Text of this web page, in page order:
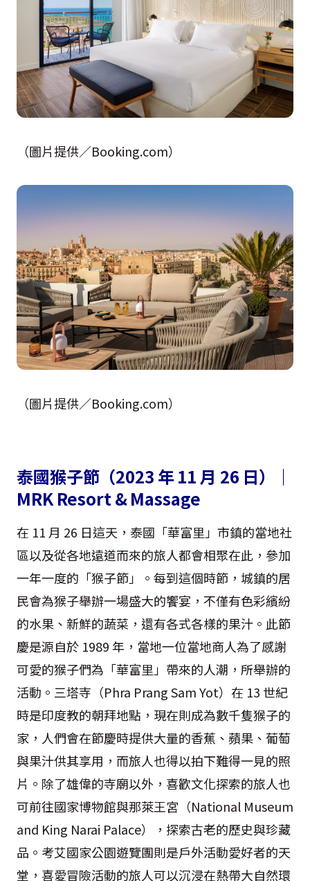
（圖片提供／Booking.com）
（圖片提供／Booking.com）
泰國猴子節（2023 年 11 月 26 日）｜
MRK Resort & Massage
在 11 月 26 日這天，泰國「華富里」市鎮的當地社
區以及從各地遠道而來的旅人都會相聚在此，參加
一年一度的「猴子節」。每到這個時節，城鎮的居
民會為猴子舉辦一場盛大的饗宴，不僅有色彩繽紛
的水果、新鮮的蔬菜，還有各式各樣的果汁。此節
慶是源自於 1989 年，當地一位當地商人為了感謝
可愛的猴子們為「華富里」帶來的人潮，所舉辦的
活動。三塔寺（Phra Prang Sam Yot）在 13 世紀
時是印度教的朝拜地點，現在則成為數千隻猴子的
家，人們會在節慶時提供大量的香蕉、蘋果、葡萄
與果汁供其享用，而旅人也得以拍下難得一見的照
片。除了雄偉的寺廟以外，喜歡文化探索的旅人也
可前往國家博物館與那萊王宮（National Museum
and King Narai Palace），探索古老的歷史與珍藏
品。考艾國家公園遊覽團則是戶外活動愛好者的天
堂，喜愛冒險活動的旅人可以沉浸在熱帶大自然環